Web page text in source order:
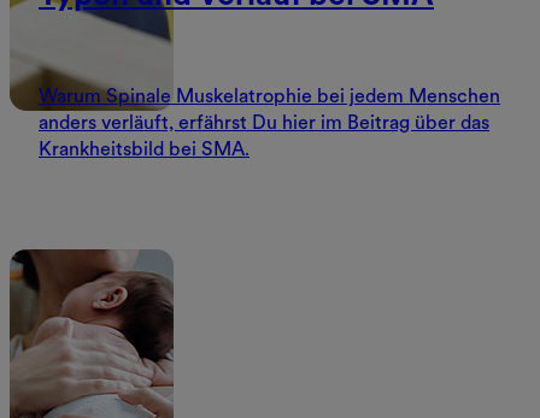
Warum Spinale Muskelatrophie bei jedem Menschen
anders verläuft, erfährst Du hier im Beitrag über das
Krankheitsbild bei SMA.